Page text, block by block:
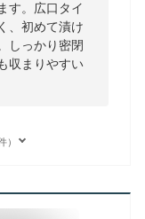
す。広口タイ
、初めて漬け
しっかり密閉
収まりやすい
）